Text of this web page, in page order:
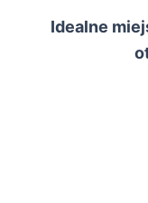
Idealne